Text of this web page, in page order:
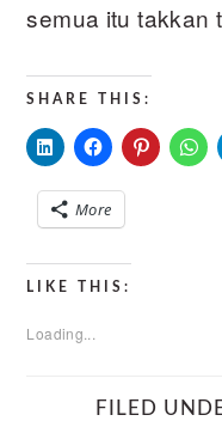
semua itu takkan
SHARE THIS:
More
LIKE THIS:
Loading...
FILED